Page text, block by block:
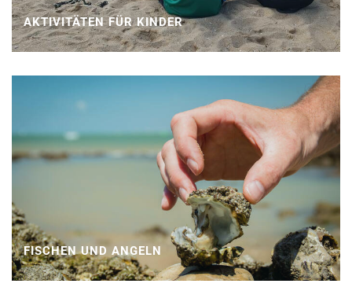
AKTIVITÄTEN FÜR KINDER
FISCHEN UND ANGELN